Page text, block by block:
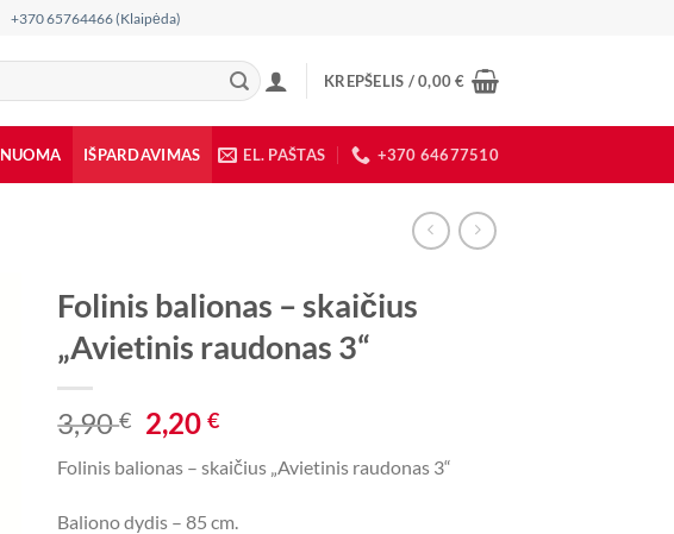
+370 65764466 (Klaipėda)
KREPŠELIS /0,00€
NUOMA IŠPARDAVIMAS EL. PAŠTAS +370 64677510
Folinis balionas – skaičius
„Avietinis raudonas 3“
3,90€ Original
price
was:
3,90 €.
2,20€Current
price
is:
Folinis balionas – skaičius „Avietinis raudonas 3“
Baliono dydis – 85 cm.